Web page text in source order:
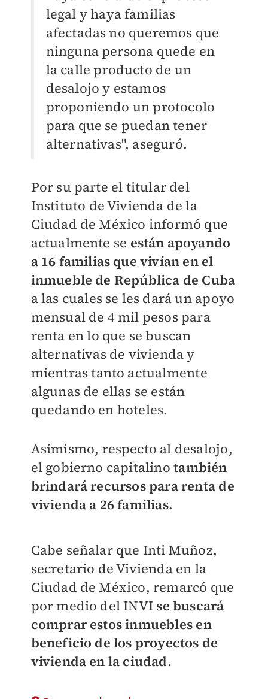
legal y haya familias
afectadas no queremos que
ninguna persona quede en
la calle producto de un
desalojo y estamos
proponiendo un protocolo
para que se puedan tener
alternativas", aseguró.
Por su parte el titular del
Instituto de Vivienda de la
Ciudad de México informó que
actualmente se están apoyando
a 16 familias que vivían en el
inmueble de República de Cuba
a las cuales se les dará un apoyo
mensual de 4 mil pesos para
renta en lo que se buscan
alternativas de vivienda y
mientras tanto actualmente
algunas de ellas se están
quedando en hoteles.
Asimismo, respecto al desalojo,
el gobierno capitalinotambién
brindará recursos para renta de
vivienda a 26 familias.
Cabe señalar que Inti Muñoz,
secretario de Vivienda en la
Ciudad de México, remarcó que
por medio del INVI se buscará
comprar estos inmuebles en
beneficio de los proyectos de
vivienda en la ciudad.